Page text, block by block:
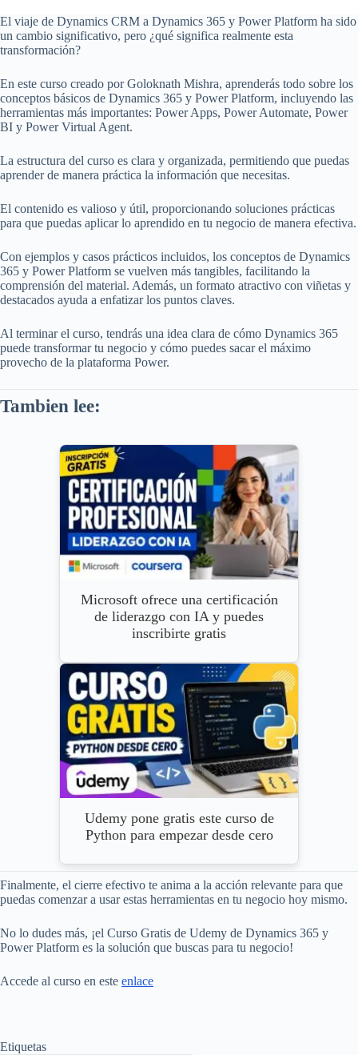
El viaje de Dynamics CRM a Dynamics 365 y Power Platform ha sido
un cambio significativo, pero ¿qué significa realmente esta
transformación?
En este curso creado por Goloknath Mishra, aprenderás todo sobre los
conceptos básicos de Dynamics 365 y Power Platform, incluyendo las
herramientas más importantes: Power Apps, Power Automate, Power
BI y Power Virtual Agent.
La estructura del curso es clara y organizada, permitiendo que puedas
aprender de manera práctica la información que necesitas.
El contenido es valioso y útil, proporcionando soluciones prácticas
para que puedas aplicar lo aprendido en tu negocio de manera efectiva.
Con ejemplos y casos prácticos incluidos, los conceptos de Dynamics
365 y Power Platform se vuelven más tangibles, facilitando la
comprensión del material. Además, un formato atractivo con viñetas y
destacados ayuda a enfatizar los puntos claves.
Al terminar el curso, tendrás una idea clara de cómo Dynamics 365
puede transformar tu negocio y cómo puedes sacar el máximo
provecho de la plataforma Power.
Tambien lee:
Microsoft ofrece una certificación
de liderazgo con IA y puedes
inscribirte gratis
Udemy pone gratis este curso de
Python para empezar desde cero
Finalmente, el cierre efectivo te anima a la acción relevante para que
puedas comenzar a usar estas herramientas en tu negocio hoy mismo.
No lo dudes más, ¡el Curso Gratis de Udemy de Dynamics 365 y
Power Platform es la solución que buscas para tu negocio!
Accede al curso en este enlace
Etiquetas